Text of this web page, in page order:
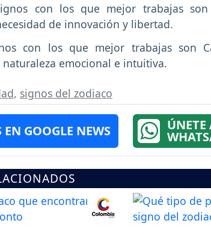
con los que mejor trabajas
de innovación y libertad.
con los que mejor trabajas son
emocional e intuitiva.
, signos del zodiaco
EN GOOGLE NEWS